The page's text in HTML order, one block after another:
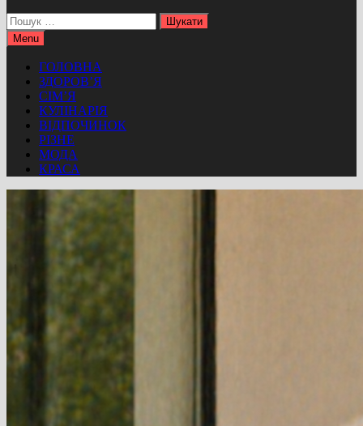
Пошук:
Menu
ГОЛОВНА
ЗДОРОВ’Я
СІМ’Я
КУЛІНАРІЯ
ВІДПОЧИНОК
РІЗНЕ
МОДА
КРАСА